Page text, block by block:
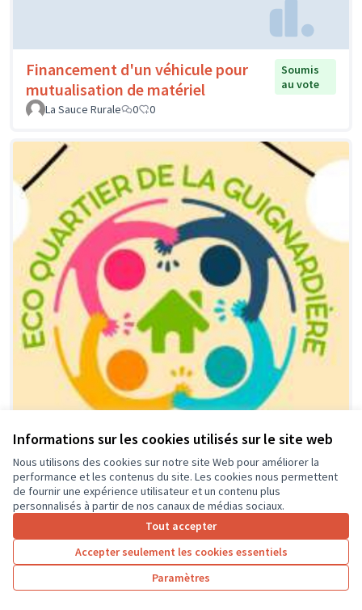
Informations sur les cookies utilisés sur le site web
Nous utilisons des cookies sur notre site Web pour améliorer la
performance et les contenus du site. Les cookies nous permettent
de fournir une expérience utilisateur et un contenu plus
personnalisés à partir de nos canaux de médias sociaux.
Tout accepter
Accepter seulement les cookies essentiels
Paramètres
Financement d'un véhicule pour
mutualisation de matériel
Soumis
au vote
La Sauce Rurale
0 0
Financement équipement, activités
et animations locales dédié aux
jeunes de l'éco-quartier et leurs
parents.
Soumis
association ECO-QUARTIER LA GUIGNARDIERE 0 0